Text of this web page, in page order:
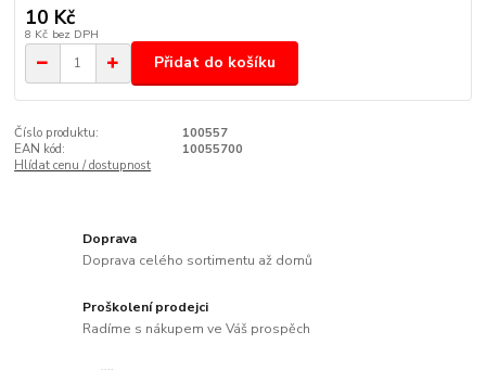
10 Kč
8 Kč bez DPH
Přidat do košíku
Číslo produktu:
100557
EAN kód:
10055700
Hlídat cenu / dostupnost
Doprava
Doprava celého sortimentu až domů
Proškolení prodejci
Radíme s nákupem ve Váš prospěch